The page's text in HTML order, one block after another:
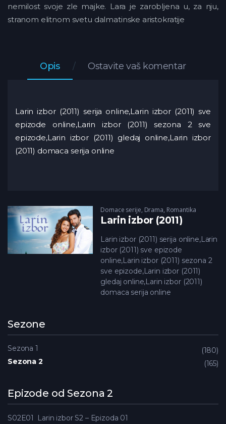
nemilost svoje zle majke. Lara je zarobljena u, za nju,
stranom elitnom svetu dalmatinske aristokratije
Opis Ostavite vaš komentar
Larin izbor (2011) serija online,Larin izbor (2011) sve
epizode online,Larin izbor (2011) sezona 2 sve
epizode,Larin izbor (2011) gledaj online,Larin izbor
(2011) domaca serija online
Domace serije, Drama, Romantika
Larin izbor (2011)
Larin izbor (2011) serija online,Larin
izbor (2011) sve epizode
online,Larin izbor (2011) sezona 2
sve epizode,Larin izbor (2011)
gledaj online,Larin izbor (2011)
domaca serija online
Sezone
Sezona 1
180
Sezona 2
165
Epizode od Sezona 2
S02E01
Larin izbor S2 – Epizoda 01